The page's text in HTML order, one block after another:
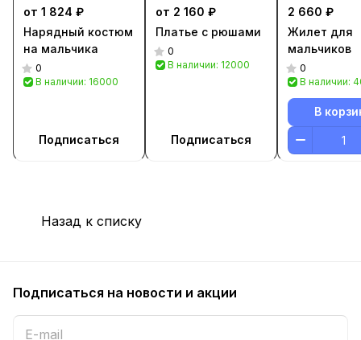
от 1 824 ₽
Нарядный костюм
на мальчика
0
В наличии: 16000
Подписаться
от 2 160 ₽
Платье с рюшами
0
В наличии: 12000
Подписаться
2 660 ₽
Жилет для
мальчиков
0
В наличии:
В
Назад к списку
Подписаться на новости и акции